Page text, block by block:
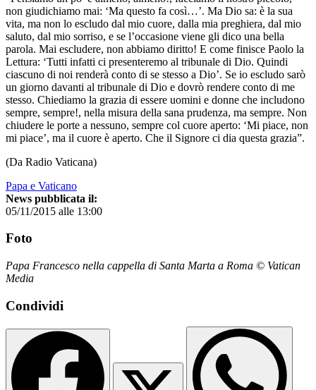
non giudichiamo mai: ‘Ma questo fa così…’. Ma Dio sa: è la sua
vita, ma non lo escludo dal mio cuore, dalla mia preghiera, dal mio
saluto, dal mio sorriso, e se l’occasione viene gli dico una bella
parola. Mai escludere, non abbiamo diritto! E come finisce Paolo la
Lettura: ‘Tutti infatti ci presenteremo al tribunale di Dio. Quindi
ciascuno di noi renderà conto di se stesso a Dio’. Se io escludo sarò
un giorno davanti al tribunale di Dio e dovrò rendere conto di me
stesso. Chiediamo la grazia di essere uomini e donne che includono
sempre, sempre!, nella misura della sana prudenza, ma sempre. Non
chiudere le porte a nessuno, sempre col cuore aperto: ‘Mi piace, non
mi piace’, ma il cuore è aperto. Che il Signore ci dia questa grazia”.
(Da Radio Vaticana)
Papa e Vaticano
News pubblicata il:
05/11/2015 alle 13:00
Foto
Papa Francesco nella cappella di Santa Marta a Roma © Vatican
Media
Condividi